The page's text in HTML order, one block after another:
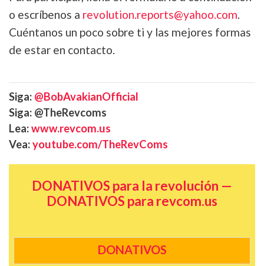
o escríbenos a revolution.reports@yahoo.com.
Cuéntanos un poco sobre ti y las mejores formas
de estar en contacto.
Siga: @BobAvakianOfficial
Siga: @TheRevcoms
Lea:www.revcom.us
Vea:youtube.com/TheRevComs
DONATIVOS para la revolución —
DONATIVOS para revcom.us
DONATIVOS